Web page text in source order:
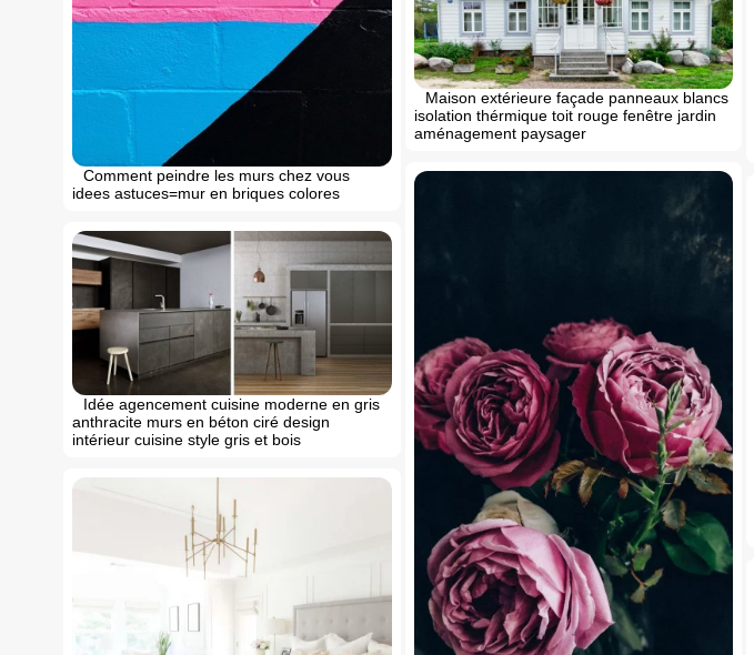
Comment peindre les murs chez vous
idees astuces=mur en briques colores
Maison extérieure façade panneaux blancs
isolation thérmique toit rouge fenêtre jardin
aménagement paysager
Idée agencement cuisine moderne en gris
anthracite murs en béton ciré design
intérieur cuisine style gris et bois